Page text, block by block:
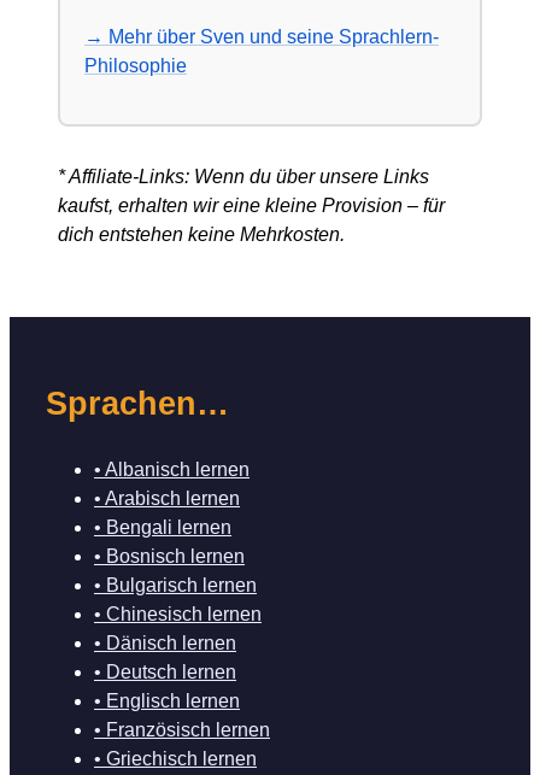
→ Mehr über Sven und seine Sprachlern-
Philosophie
* Affiliate-Links: Wenn du über unsere Links
kaufst, erhalten wir eine kleine Provision – für
dich entstehen keine Mehrkosten.
Sprachen…
• Albanisch lernen
• Arabisch lernen
• Bengali lernen
• Bosnisch lernen
• Bulgarisch lernen
• Chinesisch lernen
• Dänisch lernen
• Deutsch lernen
• Englisch lernen
• Französisch lernen
• Griechisch lernen